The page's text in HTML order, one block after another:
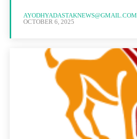
AYODHYADASTAKNEWS@GMAIL.COM
OCTOBER 6, 2025